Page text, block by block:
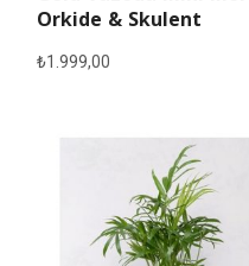
Orkide & Skulent
₺1.999,00